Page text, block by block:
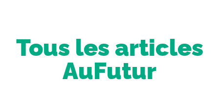
Tous les articles
AuFutur